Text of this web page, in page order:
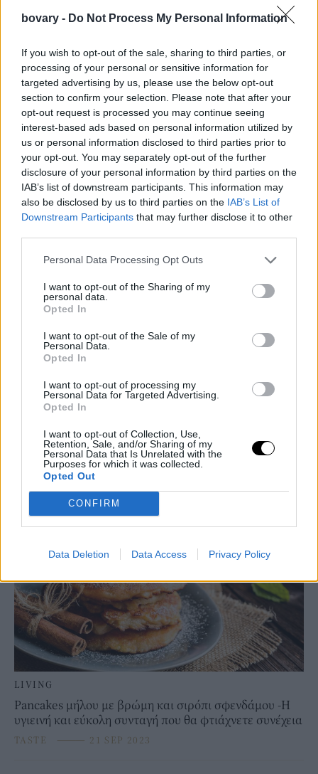
bovary - Do Not Process My Personal Information
If you wish to opt-out of the sale, sharing to third parties, or
processing of your personal or sensitive information for
targeted advertising by us, please use the below opt-out
section to confirm your selection. Please note that after your
opt-out request is processed you may continue seeing
interest-based ads based on personal information utilized by
us or personal information disclosed to third parties prior to
your opt-out. You may separately opt-out of the further
disclosure of your personal information by third parties on the
IAB’s list of downstream participants. This information may
also be disclosed by us to third parties on the IAB’s List of
Downstream Participants that may further disclose it to other
Personal Data Processing Opt Outs
I want to opt-out of the Sharing of my
personal data.
Opted In
I want to opt-out of the Sale of my
Personal Data.
Opted In
I want to opt-out of processing my
Personal Data for Targeted Advertising.
Opted In
I want to opt-out of Collection, Use,
Retention, Sale, and/or Sharing of my
Personal Data that Is Unrelated with the
Purposes for which it was collected.
Opted Out
CONFIRM
Data Deletion Data Access Privacy Policy
ΔΕΙΤΕ ΑΚΟΜΑ
LIVING
Pancakes μήλου με βρώμη και σιρόπι σφενδάμου -Η
υγιεινή και εύκολη συνταγή που θα φτιάχνετε συνέχεια
TASTE ⸻ 21 SEP 2023